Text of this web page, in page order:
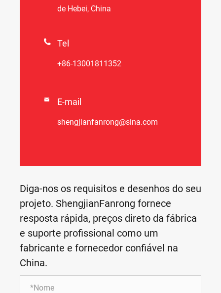
de Hebei, China
 Tel
+86-13001811352
 E-mail
shengjianfanrong@sina.com
Diga-nos os requisitos e desenhos do seu
projeto. ShengjianFanrong fornece
resposta rápida, preços direto da fábrica
e suporte profissional como um
fabricante e fornecedor confiável na
China.